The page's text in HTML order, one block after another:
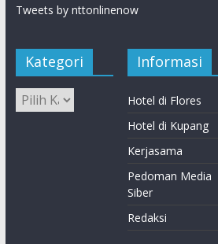
Tweets by nttonlinenow
Kategori Informasi
Hotel di Flores
Hotel di Kupang
Kerjasama
Pedoman Media
Siber
Redaksi